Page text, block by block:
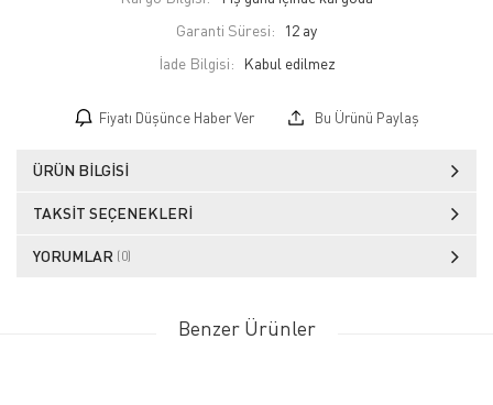
Garanti Süresi:
12 ay
İade Bilgisi:
Fiyatı Düşünce Haber Ver Bu Ürünü Paylaş
ÜRÜN BILGISI
TAKSIT SEÇENEKLERI
YORUMLAR (0)
Benzer Ürünler